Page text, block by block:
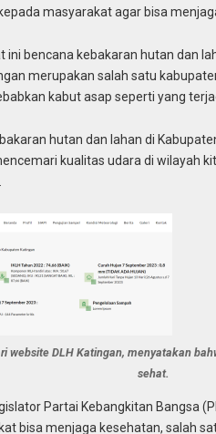
masyarakat agar bisa
ini bencana kebakaran hutan dan
merupakan salah satu
kabut asap seperti yang
hutan dan lahan di
kualitas udara di wilayah
website DLH Katingan, menyatakan
sehat.
Partai Kebangkitan Bangsa
bisa menjaga kesehatan, salah